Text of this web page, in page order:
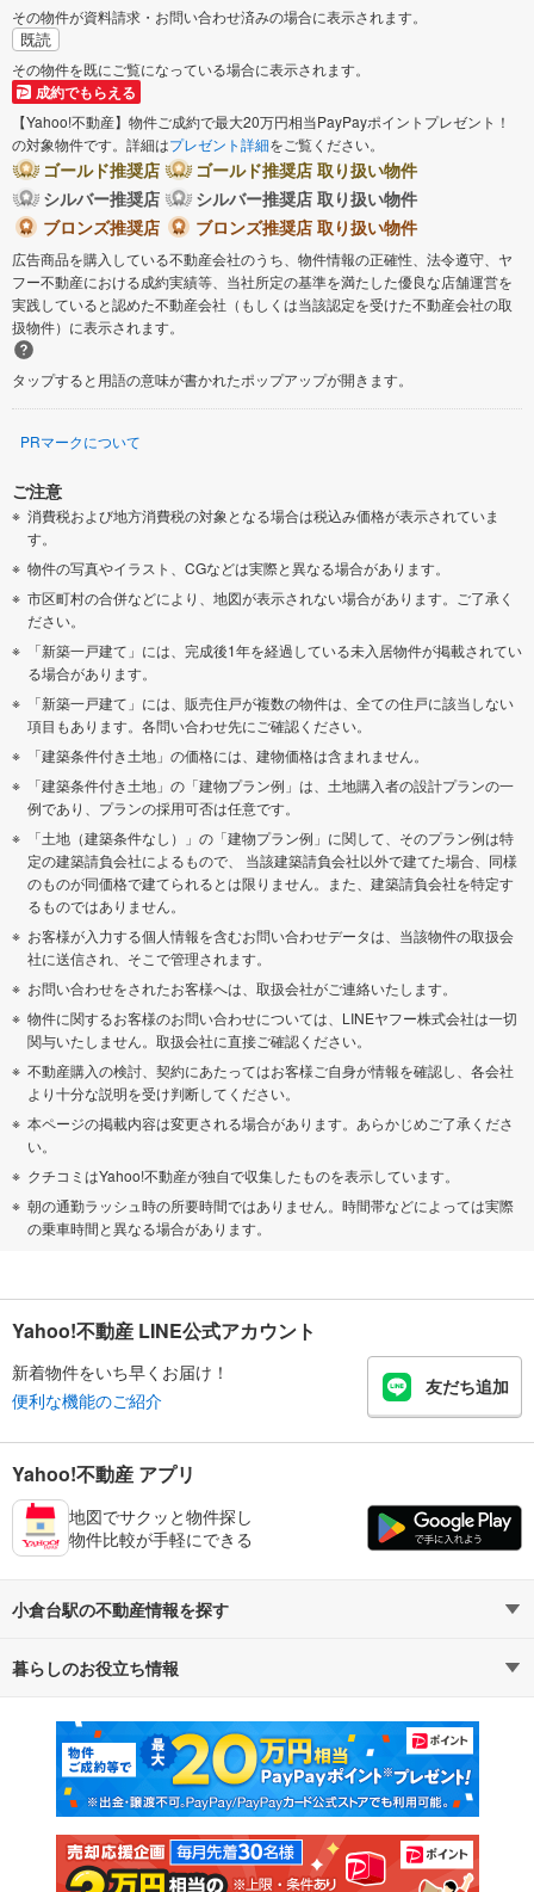
その物件が資料請求・お問い合わせ済みの場合に表示されます。
既読
その物件を既にご覧になっている場合に表示されます。
成約でもらえる
【Yahoo!不動産】物件ご成約で最大20万円相当PayPayポイントプレゼント！
の対象物件です。詳細はプレゼント詳細をご覧ください。
ゴールド推奨店
ゴールド推奨店 取り扱い物件
シルバー推奨店
シルバー推奨店 取り扱い物件
ブロンズ推奨店
ブロンズ推奨店 取り扱い物件
広告商品を購入している不動産会社のうち、物件情報の正確性、法令遵守、ヤ
フー不動産における成約実績等、当社所定の基準を満たした優良な店舗運営を
実践していると認めた不動産会社（もしくは当該認定を受けた不動産会社の取
扱物件）に表示されます。
タップすると用語の意味が書かれたポップアップが開きます。
PRマークについて
ご注意
消費税および地方消費税の対象となる場合は税込み価格が表示されていま
す。
物件の写真やイラスト、CGなどは実際と異なる場合があります。
市区町村の合併などにより、地図が表示されない場合があります。ご了承く
ださい。
「新築一戸建て」には、完成後1年を経過している未入居物件が掲載されてい
る場合があります。
「新築一戸建て」には、販売住戸が複数の物件は、全ての住戸に該当しない
項目もあります。各問い合わせ先にご確認ください。
「建築条件付き土地」の価格には、建物価格は含まれません。
「建築条件付き土地」の「建物プラン例」は、土地購入者の設計プランの一
例であり、プランの採用可否は任意です。
「土地（建築条件なし）」の「建物プラン例」に関して、そのプラン例は特
定の建築請負会社によるもので、 当該建築請負会社以外で建てた場合、同様
のものが同価格で建てられるとは限りません。また、建築請負会社を特定す
るものではありません。
お客様が入力する個人情報を含むお問い合わせデータは、当該物件の取扱会
社に送信され、そこで管理されます。
お問い合わせをされたお客様へは、取扱会社がご連絡いたします。
物件に関するお客様のお問い合わせについては、LINEヤフー株式会社は一切
関与いたしません。取扱会社に直接ご確認ください。
不動産購入の検討、契約にあたってはお客様ご自身が情報を確認し、各会社
より十分な説明を受け判断してください。
本ページの掲載内容は変更される場合があります。あらかじめご了承くださ
い。
クチコミはYahoo!不動産が独自で収集したものを表示しています。
朝の通勤ラッシュ時の所要時間ではありません。時間帯などによっては実際
の乗車時間と異なる場合があります。
Yahoo!不動産 LINE公式アカウント
新着物件をいち早くお届け！
便利な機能のご紹介
友だち追加
Yahoo!不動産 アプリ
地図でサクッと物件探し
物件比較が手軽にできる
小倉台駅の不動産情報を探す
不動産・住宅
新築マンション 中古マンション
新築一戸建て 中古一戸建て
注文住宅 土地
暮らしのお役立ち情報
マンションカタログ 教えて！住まいの先生